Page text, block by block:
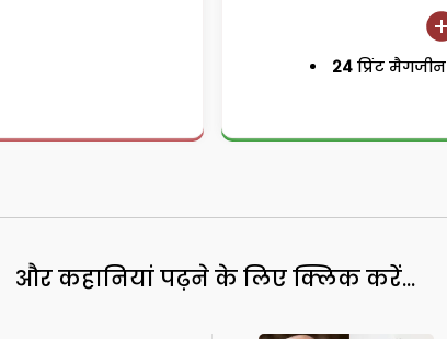
24 प्रिंट मैगजीन
और कहानियां पढ़ने के लिए क्लिक करें...